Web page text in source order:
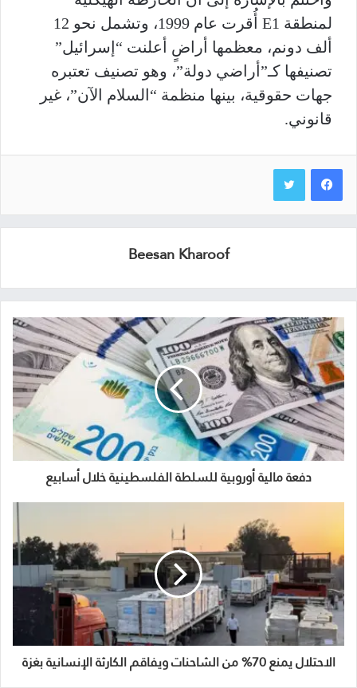
لمنطقة E1 أُقرت عام 1999، وتشمل نحو 12
ألف دونم، معظمها أراضٍ أعلنت “إسرائيل”
تصنيفها كـ”أراضي دولة”، وهو تصنيف تعتبره
جهات حقوقية، بينها منظمة “السلام الآن”، غير
قانوني.
Beesan Kharoof
دفعة مالية أوروبية للسلطة الفلسطينية خلال أسابيع
الاحتلال يمنع 70% من الشاحنات ويفاقم الكارثة الإنسانية بغزة